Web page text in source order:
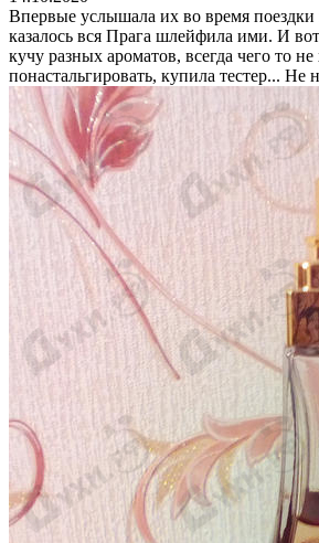
Впервые услышала их во время
казалось вся Прага шлейфила ими. И
кучу разных ароматов, всегда чего то не
понастальгировать, купила тестер... Не